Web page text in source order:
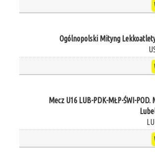
Ogólnopolski Mityng
Mecz U16 LUB-PDK-MŁP-ŚWI-